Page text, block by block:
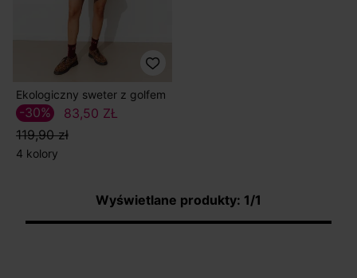
Ekologiczny sweter z golfem
83,50 ZŁ
119,90 zł
-30%
4 kolory
Wyświetlane produkty: 1/1